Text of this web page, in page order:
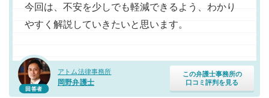
回答者
アトム法律事務所
岡野弁護士
この弁護士事務所の
口コミ評判を見る
今回は、不安を少しでも軽減できるよう、わかり
やすく解説していきたいと思います。